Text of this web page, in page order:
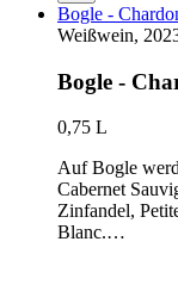
Bogle -
Weißwein,
Bogle -
0,75 L
Auf Bogle
Cabernet
Zinfandel,
Blanc.…